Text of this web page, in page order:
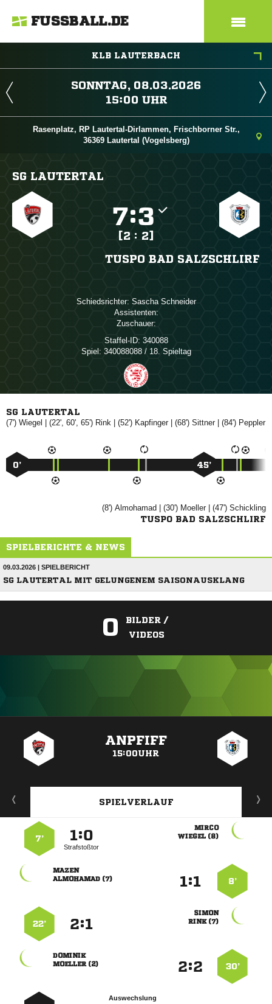
FUSSBALL.DE
KLB LAUTERBACH
 
 
Rasenplatz, RP Lautertal-Dirlammen, Frischborner Str.,
36369 Lautertal (Vogelsberg)
SG LAUTERTAL
:
[2 : 2]
TUSPO BAD SALZSCHLIRF
Schiedsrichter:  
Assistenten:
Zuschauer:
Staffel-ID: 340088
Spiel: 340088088 / 18. Spieltag
SG LAUTERTAL
(7')  | (22', 60', 65')  | (52') | (68') | (84') 
0’ 45’
(8')  | (30') | (47') 
TUSPO BAD SALZSCHLIRF
SPIELBERICHTE & NEWS
09.03.2026 | SPIELBERICHT
SG LAUTERTAL MIT GELUNGENEM SAISONAUSKLANG
0
BILDER /
VIDEOS
ANPFIFF
15:00UHR
SPIELVERLAUF

 
:
Strafstoßtor
7’
8’
:

 

 
:
22’
30’
:

 
Auswechslung